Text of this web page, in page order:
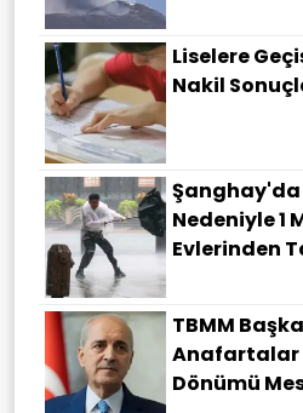
Liselere
Nakil
Nedeniyle 1
Evlerinden
TBMM
Anafartalar
Dönümü